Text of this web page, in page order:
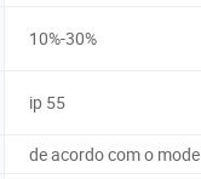
10%-30%
ip 55
de acordo com o